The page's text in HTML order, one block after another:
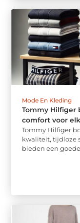
Mode En Kleding
Tommy Hilfiger
comfort voor
Tommy Hilfiger
kwaliteit, tijdloze
bieden een